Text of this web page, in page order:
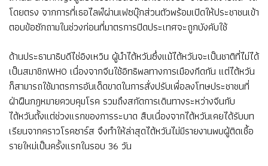
โดยตรง จากการที่เธอไลฟ์ผ่านเฟซบุ๊กส่วนตัวพร้อมเปิดให้ประชาชนเข้า
ตอบข้อซักถามในช่วงก่อนที่มาตรการปิดประเทศจะถูกบังคับใช้
ด้านประธานาธิบดีไช่อิงเหวิน ผู้นำไต้หวันซึ่งแม้ไต้หวันจะเป็นชาติที่ไม่ได้
เป็นสมาชิกWHO เนื่องจากจีนใช้อิทธิพลทางการเมืองกีดกัน แต่ไต้หวัน
ก็สามารถใช้มาตรการอันเด็ดขาดในการสั่งปรับเพื่อลงโทษประชาชนที่
ฝ่าฝืนกฎหมายควบคุมโรค รวมถึงสกัดการเดินทางระหว่างจีนกับ
ไต้หวันตั้งแต่ช่วงแรกของการระบาด สืบเนื่องจากไต้หวันเคยได้รับบท
เรียนจากคราวโรคซาร์ส จึงทำให้ล่าสุดไต้หวันไม่มีรายงานพบผู้ติดเชื้อ
รายใหม่เป็นครั้งแรกในรอบ 36 วัน